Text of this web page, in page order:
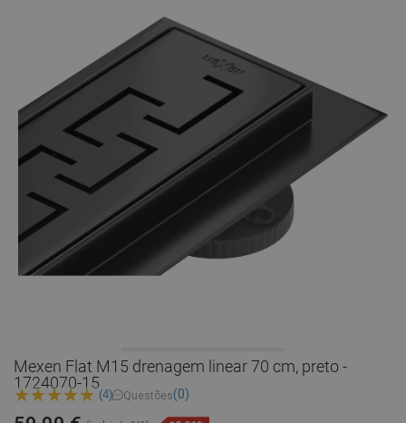
Mexen Flat M15 drenagem linear 70 cm, preto -
1724070-15
(4) Questões(0)